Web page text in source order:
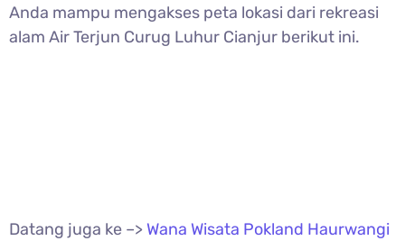
Anda mampu mengakses peta lokasi dari rekreasi
alam Air Terjun Curug Luhur Cianjur berikut ini.
Datang juga ke –> Wana Wisata Pokland Haurwangi